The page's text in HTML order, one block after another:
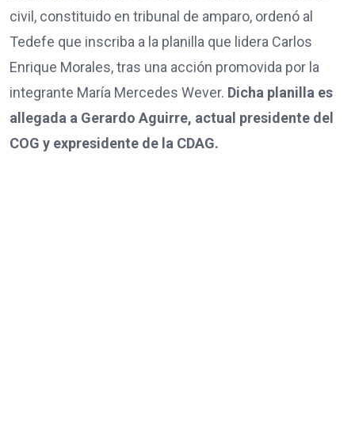
civil, constituido en tribunal de amparo, ordenó al
Tedefe que inscriba a la planilla que lidera Carlos
Enrique Morales, tras una acción promovida por la
integrante María Mercedes Wever. Dicha planilla es
allegada a Gerardo Aguirre, actual presidente del
COG y expresidente de la CDAG.